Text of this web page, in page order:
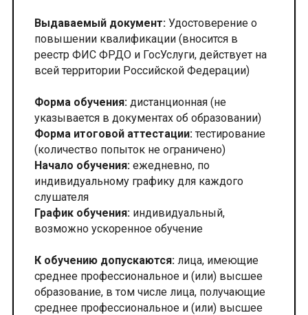
Выдаваемый документ: Удостоверение о
повышении квалификации (вносится в
реестр ФИС ФРДО и ГосУслуги, действует на
всей территории Российской Федерации)
Форма обучения: дистанционная (не
указывается в документах об образовании)
Форма итоговой аттестации: тестирование
(количество попыток не ограничено)
Начало обучения: ежедневно, по
индивидуальному графику для каждого
слушателя
График обучения: индивидуальный,
возможно ускоренное обучение
К обучению допускаются: лица, имеющие
среднее профессиональное и (или) высшее
образование, в том числе лица, получающие
среднее профессиональное и (или) высшее